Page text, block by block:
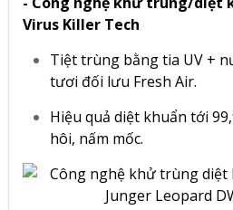
Virus Killer Tech
Tiệt trùng bằng tia UV +
tươi đối lưu Fresh Air.
Hiệu quả diệt khuẩn tới
hôi, nấm mốc.